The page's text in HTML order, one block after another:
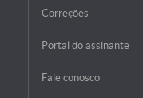
Correções
Portal do assinante
Fale conosco